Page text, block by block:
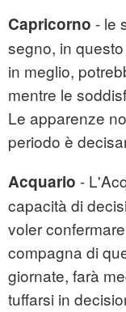
Capricorno - le
segno, in
in meglio,
mentre le
Le apparenze
periodo è
Acquario -
capacità di
voler
compagna di
giornate, farà
tuffarsi in